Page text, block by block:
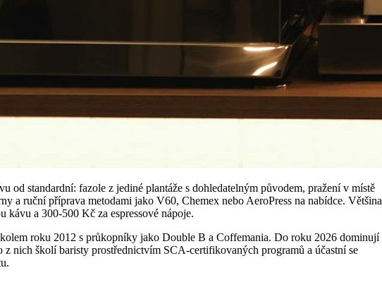
od standardní: fazole z jediné plantáže s dohledatelným původem, pražení v místě
a ruční příprava metodami jako V60, Chemex nebo AeroPress na nabídce. Většina
kávu a 300-500 Kč za espressové nápoje.
roku 2012 s průkopníky jako Double B a Coffemania. Do roku 2026 dominují
z nich školí baristy prostřednictvím SCA-certifikovaných programů a účastní se